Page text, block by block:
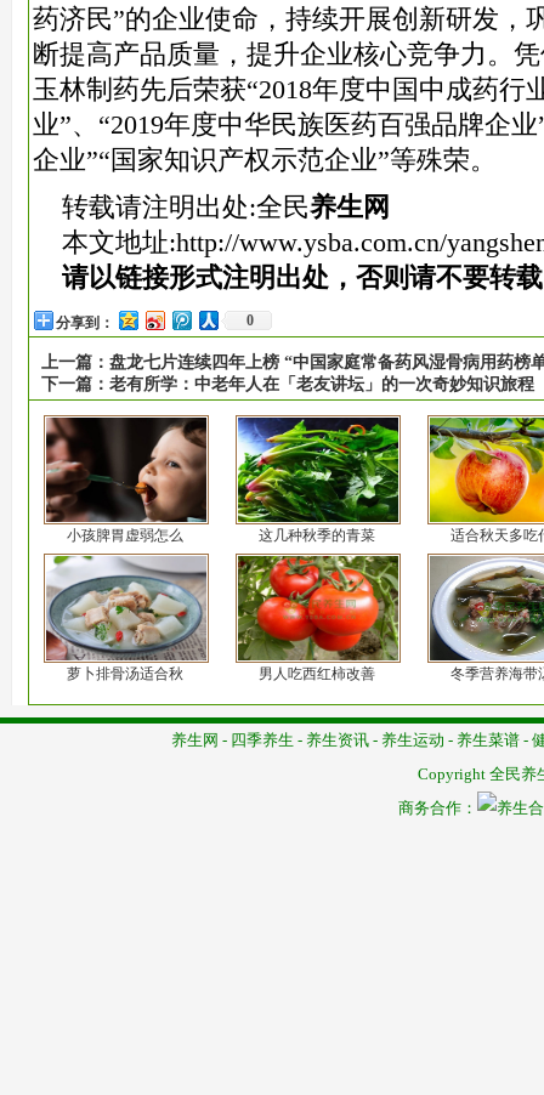
药济民”的企业使命，持续开展创新研发，
断提高产品质量，提升企业核心竞争力。
玉林制药先后荣获“2018年度中国中成药行
业”、“2019年度中华民族医药百强品牌企
企业”“国家知识产权示范企业”等殊荣。
转载请注明出处:全民养生网
本文地址:http://www.ysba.com.cn/
请以链接形式注明出处，否则请不要转
分享到： 0
上一篇： 盘龙七片连续四年上榜 “中国家庭常备药风湿骨病用药榜
下一篇： 老有所学：中老年人在「老友讲坛」的一次奇妙知识旅程
小孩脾胃虚弱怎么 这几种秋季的青菜 适合秋天多吃
萝卜排骨汤适合秋 男人吃西红柿改善 冬季营养海带
养生网 - 四季养生 - 养生资讯 - 养生运动 - 养生菜谱 -
Copyright 全民养
商务合作：